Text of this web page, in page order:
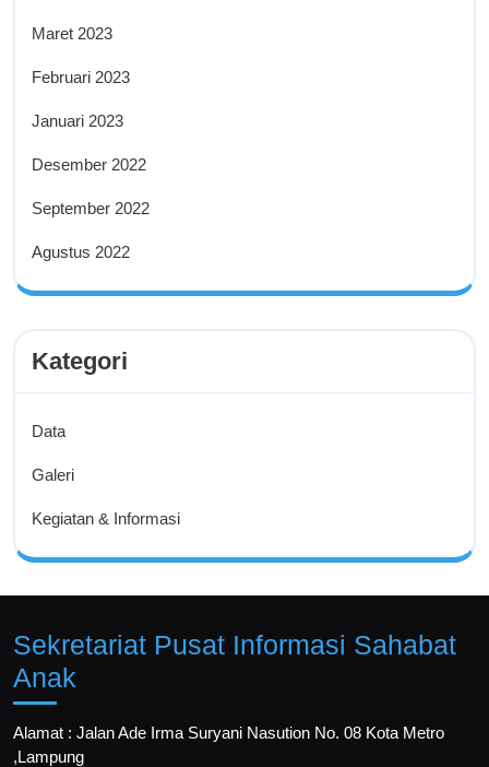
Maret 2023
Februari 2023
Januari 2023
Desember 2022
September 2022
Agustus 2022
Kategori
Data
Galeri
Kegiatan & Informasi
Sekretariat Pusat Informasi Sahabat
Anak
Alamat : Jalan Ade Irma Suryani Nasution No. 08 Kota Metro
,Lampung